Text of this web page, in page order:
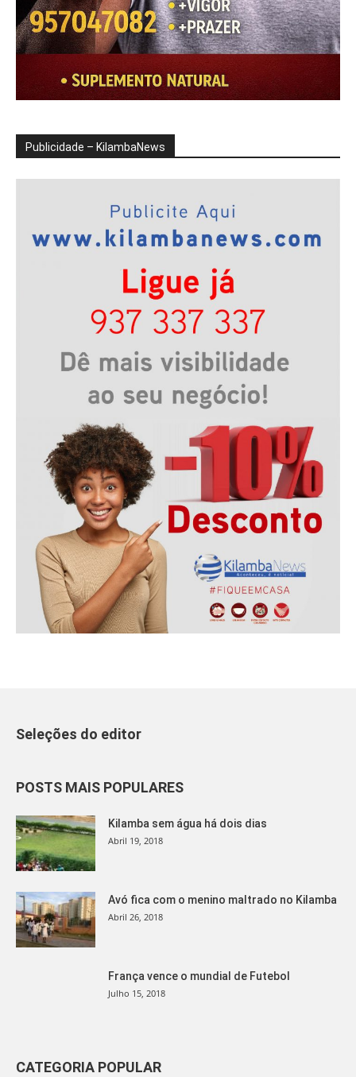
Publicidade – KilambaNews
Seleções do editor
POSTS MAIS POPULARES
Kilamba sem água há dois dias
Abril 19, 2018
Avó fica com o menino maltrado no Kilamba
Abril 26, 2018
França vence o mundial de Futebol
Julho 15, 2018
CATEGORIA POPULAR